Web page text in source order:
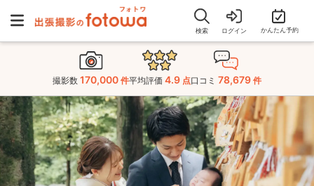
検索 ログイン かんたん予約
撮影数 170,000 件平均評価 4.9 点口コミ 78,679 件